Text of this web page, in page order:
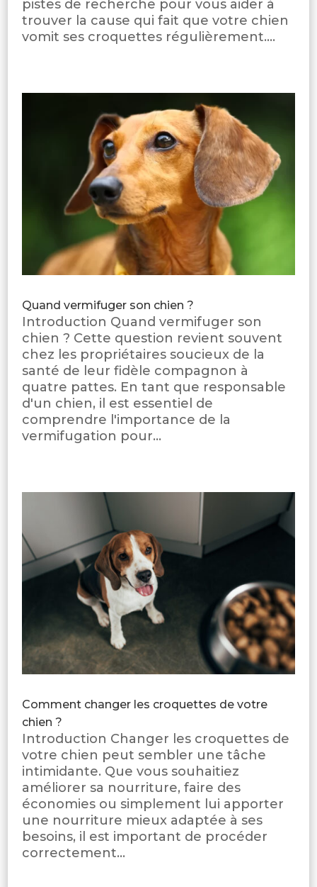
pistes de recherche pour vous aider à
trouver la cause qui fait que votre chien
vomit ses croquettes régulièrement....
Quand vermifuger son chien ?
Introduction Quand vermifuger son
chien ? Cette question revient souvent
chez les propriétaires soucieux de la
santé de leur fidèle compagnon à
quatre pattes. En tant que responsable
d'un chien, il est essentiel de
comprendre l'importance de la
vermifugation pour...
Comment changer les croquettes de votre
chien ?
Introduction Changer les croquettes de
votre chien peut sembler une tâche
intimidante. Que vous souhaitiez
améliorer sa nourriture, faire des
économies ou simplement lui apporter
une nourriture mieux adaptée à ses
besoins, il est important de procéder
correctement...